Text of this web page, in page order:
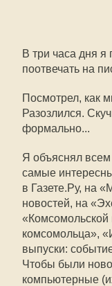
В три часа дня
поотвечать на
Посмотрел, как
Разозлился.
формально...
Я объяснял
самые
в Газете.Ру, на
новостей, на
«Комсомольской
комсомольца»,
выпуски:
Чтобы были
компьютерные